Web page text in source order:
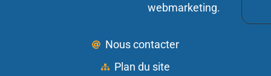
webmarketing.
Nous contacter
Plan du site